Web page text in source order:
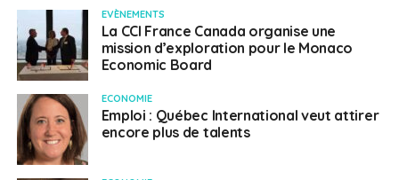
EVÈNEMENTS
La CCI France Canada organise une
mission d’exploration pour le Monaco
Economic Board
ECONOMIE
Emploi : Québec International veut attirer
encore plus de talents